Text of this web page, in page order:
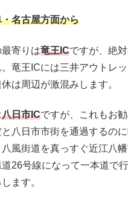
名古屋方面から
寄りは竜王ICですが、絶
竜王ICには三井アウトレ
は周辺が激混みします。
八日市ICですが、これもお
八日市市街を通過するの
風街道を真っすぐ近江八
26号線になって一本道で
ます。